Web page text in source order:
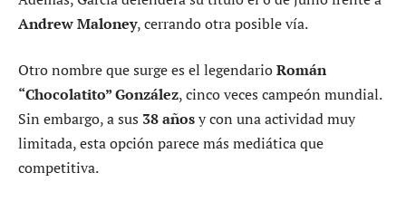
Andrew Maloney, cerrando otra posible vía.
Otro nombre que surge es el legendarioRomán
“Chocolatito” González, cinco veces campeón mundial.
Sin embargo, a sus 38 añosy con una actividad muy
limitada, esta opción parece más mediática que
competitiva.